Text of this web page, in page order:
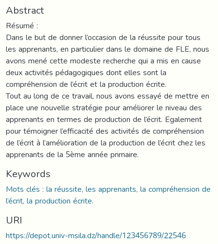
Abstract
Résumé :
Dans le but de donner l’occasion de la réussite pour tous
les apprenants, en particulier dans le domaine de FLE, nous
avons mené cette modeste recherche qui a mis en cause
deux activités pédagogiques dont elles sont la
compréhension de l’écrit et la production écrite.
Tout au long de ce travail, nous avons essayé de mettre en
place une nouvelle stratégie pour améliorer le niveau des
apprenants en termes de production de l’écrit. Egalement
pour témoigner l’efficacité des activités de compréhension
de l’écrit à l’amélioration de la production de l’écrit chez les
apprenants de la 5ème année primaire.
Keywords
Mots clés : la réussite, les apprenants, la compréhension de
l’écrit, la production écrite.
URI
https://depot.univ-msila.dz/handle/123456789/22546